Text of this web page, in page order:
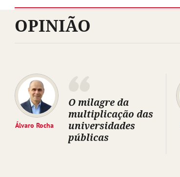
OPINIÃO
Álvaro Rocha
O milagre da
multiplicação das
universidades
públicas